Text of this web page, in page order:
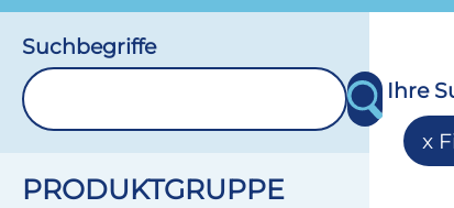
Suchbegriffe
PRODUKTGRUPPE
Ihre